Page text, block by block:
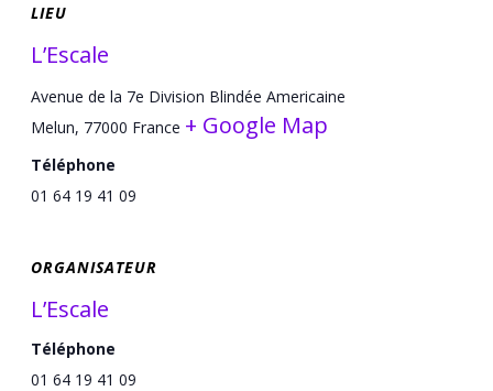
LIEU
L’Escale
Avenue de la 7e Division Blindée Americaine
Melun, 77000 France + Google Map
Téléphone
01 64 19 41 09
ORGANISATEUR
L’Escale
Téléphone
01 64 19 41 09